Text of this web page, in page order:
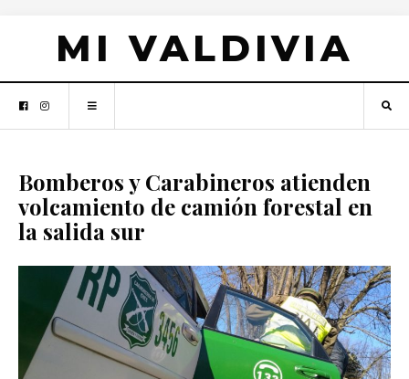
MI VALDIVIA
Bomberos y Carabineros atienden
volcamiento de camión forestal en
la salida sur